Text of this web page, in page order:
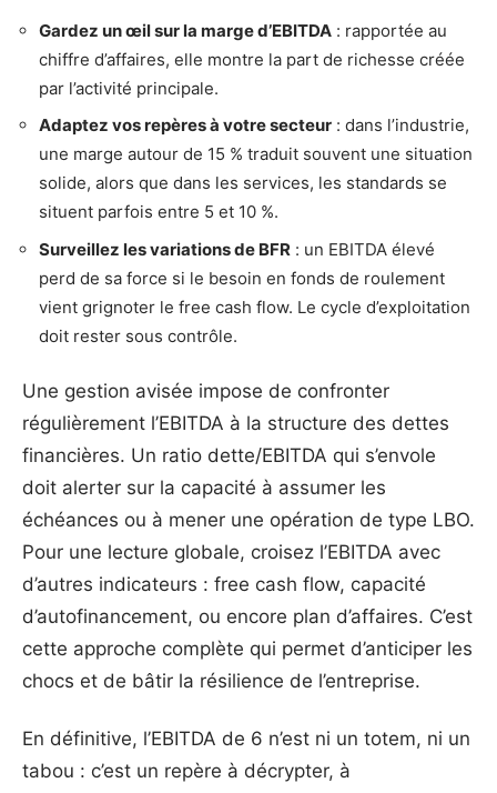
Gardez un œil sur la marge d’EBITDA : rapportée au
chiffre d’affaires, elle montre la part de richesse créée
par l’activité principale.
Adaptez vos repères à votre secteur : dans l’industrie,
une marge autour de 15 % traduit souvent une situation
solide, alors que dans les services, les standards se
situent parfois entre 5 et 10 %.
Surveillez les variations de BFR : un EBITDA élevé
perd de sa force si le besoin en fonds de roulement
vient grignoter le free cash flow. Le cycle d’exploitation
doit rester sous contrôle.
Une gestion avisée impose de confronter
régulièrement l’EBITDA à la structure des dettes
financières. Un ratio dette/EBITDA qui s’envole
doit alerter sur la capacité à assumer les
échéances ou à mener une opération de type LBO.
Pour une lecture globale, croisez l’EBITDA avec
d’autres indicateurs : free cash flow, capacité
d’autofinancement, ou encore plan d’affaires. C’est
cette approche complète qui permet d’anticiper les
chocs et de bâtir la résilience de l’entreprise.
En définitive, l’EBITDA de 6 n’est ni un totem, ni un
tabou : c’est un repère à décrypter, à